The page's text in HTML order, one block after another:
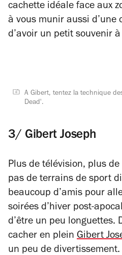
cachette idéale face aux
à vous munir aussi d’une
d’avoir un petit souvenir
A Gibert, tentez la technique
Dead'.
3/ Gibert Joseph
Plus de télévision, plus
pas de terrains de sport
beaucoup d’amis pour
soirées d’hiver post-
d’être un peu longuettes.
cacher en plein Gibert
un peu de